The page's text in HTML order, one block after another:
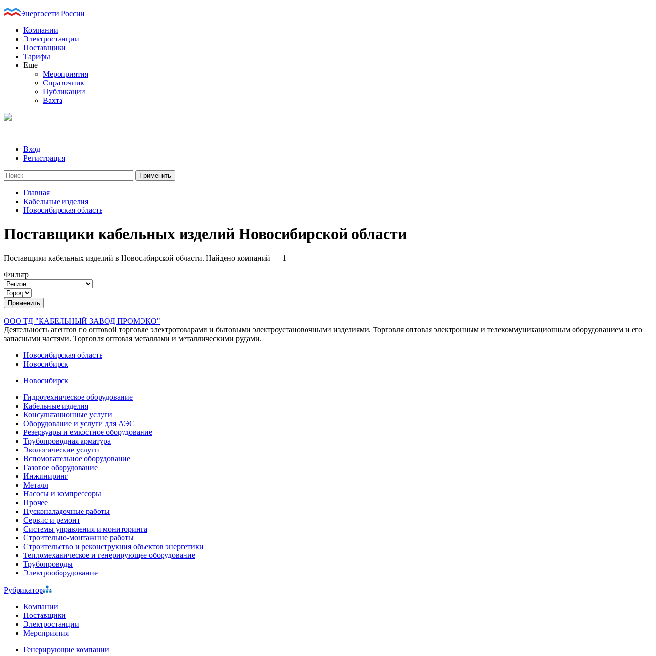
Энергосети России
Компании
Электростанции
Поставщики
Тарифы
Еще
Мероприятия
Справочник
Публикации
Вахта
Вход
Регистрация
Главная
Кабельные изделия
Новосибирская область
Поставщики кабельных изделий Новосибирской области
Поставщики кабельных изделий в Новосибирской области. Найдено компаний — 1.
Фильтр
ООО ТД "КАБЕЛЬНЫЙ ЗАВОД ПРОМЭКО"
Деятельность агентов по оптовой торговле электротоварами и бытовыми электроустановочными изделиями. Торговля оптовая электронным и телекоммуникационным оборудованием и его
запасными частями. Торговля оптовая металлами и металлическими рудами.
Новосибирская область
Новосибирск
Новосибирск
Гидротехническое оборудование
Кабельные изделия
Консультационные услуги
Оборудование и услуги для АЭС
Резервуары и емкостное оборудование
Трубопроводная арматура
Экологические услуги
Вспомогательное оборудование
Газовое оборудование
Инжиниринг
Металл
Насосы и компрессоры
Прочее
Пусконаладочные работы
Сервис и ремонт
Системы управления и мониторинга
Строительно-монтажные работы
Строительство и реконструкция объектов энергетики
Тепломеханическое и генерирующее оборудование
Трубопроводы
Электрооборудование
Рубрикатор
Компании
Поставщики
Электростанции
Мероприятия
Генерирующие компании